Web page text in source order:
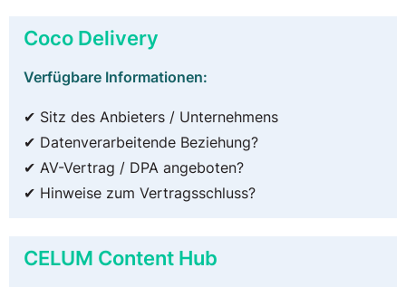
Coco Delivery
Verfügbare Informationen:
✔ Sitz des Anbieters / Unternehmens
✔ Datenverarbeitende Beziehung?
✔ AV-Vertrag / DPA angeboten?
✔ Hinweise zum Vertragsschluss?
CELUM Content Hub